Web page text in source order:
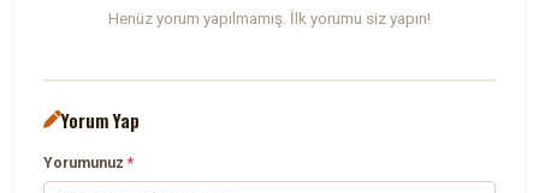
Henüz yorum yapılmamış. İlk yorumu siz yapın!
Yorum Yap
Yorumunuz*